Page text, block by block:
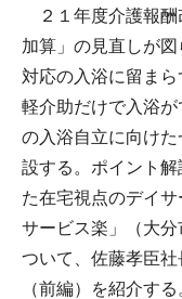
２１年度介護報酬
加算」の見直しが
対応の入浴に留ま
軽介助だけで入浴
の入浴自立に向け
設する。ポイント
た在宅視点のデイ
サービス楽」（大
ついて、佐藤孝臣
（前編）を紹介する